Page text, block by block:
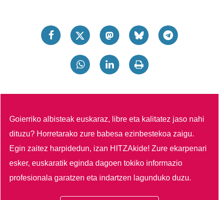
Goierriko albisteak euskaraz, libre eta kalitatez jaso nahi
dituzu? Horretarako zure babesa ezinbestekoa zaigu.
Egin zaitez harpidedun, izan HITZAkide!Zure ekarpenari
esker, euskaratik eginda dagoen tokiko informazio
profesionala garatzen eta indartzen lagunduko duzu.